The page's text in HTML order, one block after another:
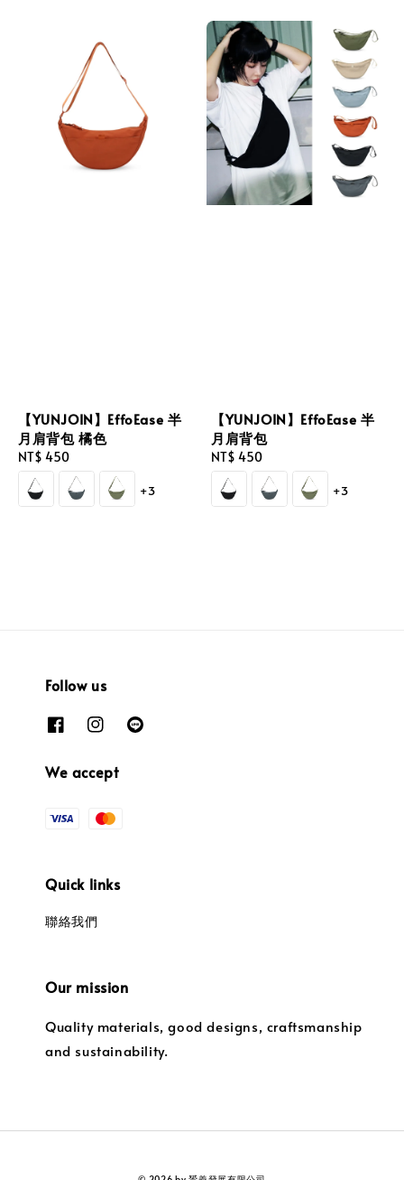
【YUNJOIN】EffoEase 半
月肩背包 橘色
Regular
price
NT$ 450
+3
【YUNJOIN】EffoEase 半
月肩背包
Regular
price
NT$ 450
+3
Follow us
We accept
Quick links
聯絡我們
Our mission
Quality materials, good designs, craftsmanship
and sustainability.